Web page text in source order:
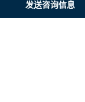
发送咨询信息